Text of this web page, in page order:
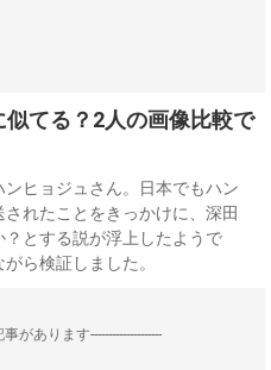
てる？2人の画像比較で
ヒョジュさん。日本でもハン
れたことをきっかけに、深田
とする説が浮上したようで
ら検証しました。
があります--------------------